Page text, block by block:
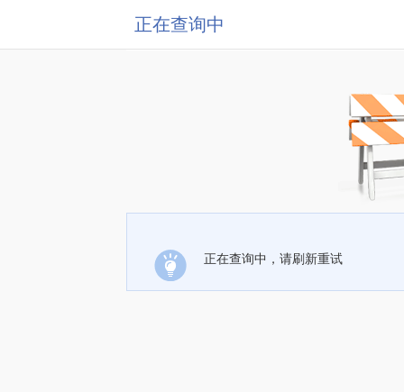
正在查询中
正在查询中，请刷新重试